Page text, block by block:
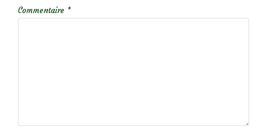
Commentaire *